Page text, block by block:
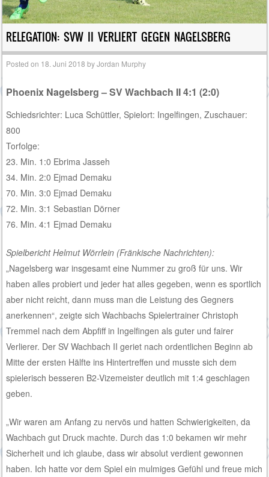
RELEGATION: SVW II VERLIERT GEGEN NAGELSBERG
Posted on 18. Juni 2018 byJordan Murphy
Phoenix Nagelsberg – SV Wachbach II 4:1 (2:0)
Schiedsrichter: Luca Schüttler, Spielort: Ingelfingen, Zuschauer:
800
Torfolge:
23. Min. 1:0 Ebrima Jasseh
34. Min. 2:0 Ejmad Demaku
70. Min. 3:0 Ejmad Demaku
72. Min. 3:1 Sebastian Dörner
76. Min. 4:1 Ejmad Demaku
Spielbericht Helmut Wörrlein (Fränkische Nachrichten):
„Nagelsberg war insgesamt eine Nummer zu groß für uns. Wir
haben alles probiert und jeder hat alles gegeben, wenn es sportlich
aber nicht reicht, dann muss man die Leistung des Gegners
anerkennen“, zeigte sich Wachbachs Spielertrainer Christoph
Tremmel nach dem Abpfiff in Ingelfingen als guter und fairer
Verlierer. Der SV Wachbach II geriet nach ordentlichen Beginn ab
Mitte der ersten Hälfte ins Hintertreffen und musste sich dem
spielerisch besseren B2-Vizemeister deutlich mit 1:4 geschlagen
geben.
„Wir waren am Anfang zu nervös und hatten Schwierigkeiten, da
Wachbach gut Druck machte. Durch das 1:0 bekamen wir mehr
Sicherheit und ich glaube, dass wir absolut verdient gewonnen
haben. Ich hatte vor dem Spiel ein mulmiges Gefühl und freue mich